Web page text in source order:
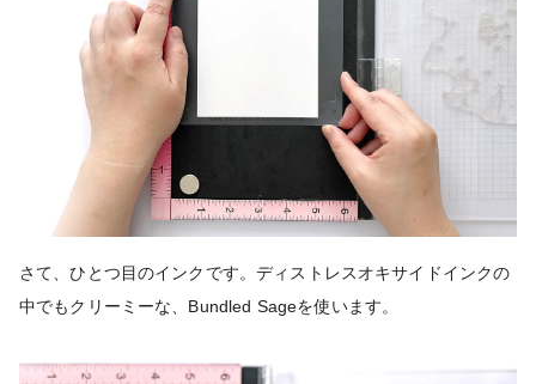
さて、ひとつ目のインクです。ディストレスオキサイドインクの
中でもクリーミーな、Bundled Sageを使います。